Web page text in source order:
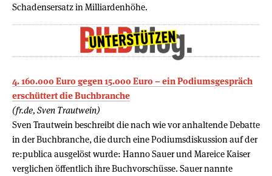
Schadensersatz in Milliardenhöhe.
4. 160.000 Euro gegen 15.000 Euro – ein Podiumsgespräch
erschüttert die Buchbranche
(fr.de, Sven Trautwein)
Sven Trautwein beschreibt die nach wie vor anhaltende Debatte
in der Buchbranche, die durch eine Podiumsdiskussion auf der
re:publica ausgelöst wurde: Hanno Sauer und Mareice Kaiser
verglichen öffentlich ihre Buchvorschüsse. Sauer nannte